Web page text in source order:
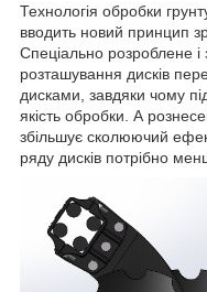
Технологія обробки
вводить новий принцип
Спеціально розроблене
розташування дисків
дисками, завдяки чому
якість обробки. А
збільшує сколюючий
ряду дисків потрібно